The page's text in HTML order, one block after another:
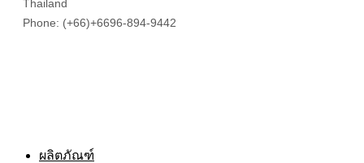
ผลิตภัณฑ์